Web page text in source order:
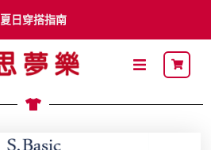
夏日穿搭指南
李多慧 x Shimamura
卡通明星